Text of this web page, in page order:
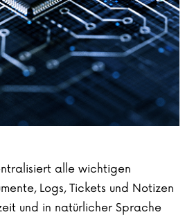
alle wichtigen
Logs, Tickets und Notizen
und in natürlicher Sprache